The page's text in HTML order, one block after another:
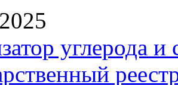
углерода